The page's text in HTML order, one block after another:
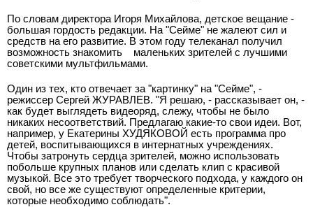
По словам директора Игоря Михайлова, детское вещание -
большая гордость редакции. На "Сейме" не жалеют сил и
средств на его развитие. В этом году телеканал получил
возможность знакомить
маленьких зрителей с лучшими
советскими мультфильмами.
Один из тех, кто отвечает за "картинку" на "Сейме", -
режиссер Сергей ЖУРАВЛЕВ. "Я решаю, - рассказывает он, -
как будет выглядеть видеоряд, слежу, чтобы не было
никаких несоответствий. Предлагаю какие-то свои идеи. Вот,
например, у Екатерины ХУДЯКОВОЙ есть программа про
детей, воспитывающихся в интернатных учреждениях.
Чтобы затронуть сердца зрителей, можно использовать
побольше крупных планов или сделать клип с красивой
музыкой. Все это требует творческого подхода, у каждого он
свой, но все же существуют определенные критерии,
которые необходимо соблюдать".